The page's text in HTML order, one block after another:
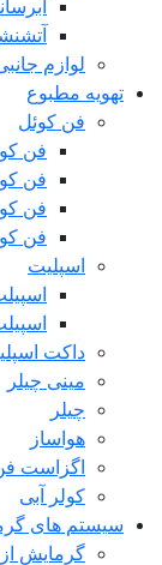
لوازم
تهویه مطبوع
فن کوئل
فن
فن
فن
فن
اسپلیت
داکت
مینی چیلر
چیلر
هواساز
اگزاست
کولر آبی
سیستم های
گرمایش